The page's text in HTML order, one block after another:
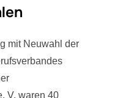
mit Neuwahl der
V. waren 40